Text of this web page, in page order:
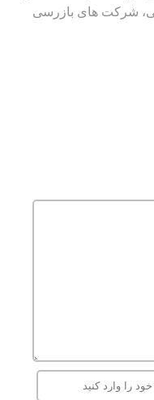
شرکت های بازرسی